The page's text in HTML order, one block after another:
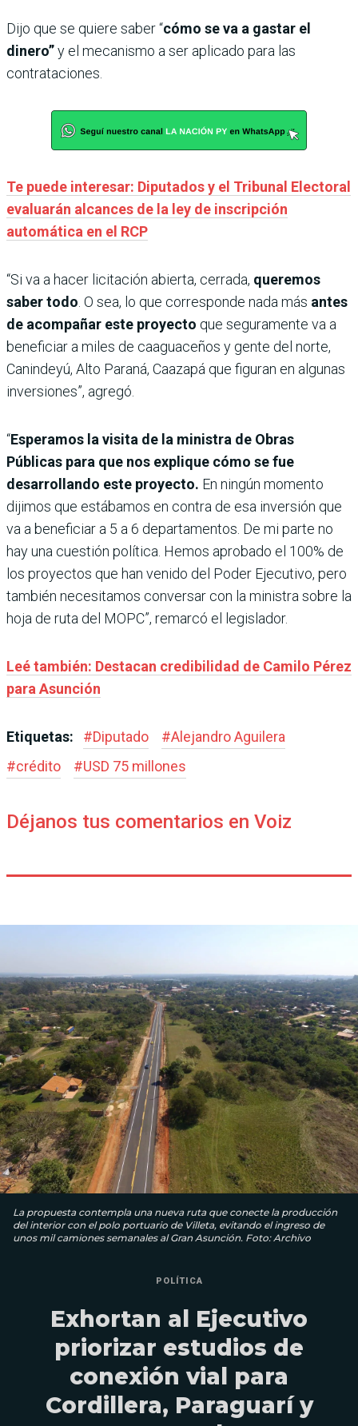
Dijo que se quiere saber “cómo se va a gastar el
dinero”y el mecanismo a ser aplicado para las
contrataciones.
Te puede interesar: Diputados y el Tribunal Electoral
evaluarán alcances de la ley de inscripción
automática en el RCP
“Si va a hacer licitación abierta, cerrada, queremos
saber todo . O sea, lo que corresponde nada más antes
de acompañar este proyecto que seguramente va a
beneficiar a miles de caaguaceños y gente del norte,
Canindeyú, Alto Paraná, Caazapá que figuran en algunas
inversiones”, agregó.
“Esperamos la visita de la ministra de Obras
Públicas para que nos explique cómo se fue
desarrollando este proyecto. En ningún momento
dijimos que estábamos en contra de esa inversión que
va a beneficiar a 5 a 6 departamentos. De mi parte no
hay una cuestión política. Hemos aprobado el 100% de
los proyectos que han venido del Poder Ejecutivo, pero
también necesitamos conversar con la ministra sobre la
hoja de ruta del MOPC”, remarcó el legislador.
Leé también: Destacan credibilidad de Camilo Pérez
para Asunción
Etiquetas: #Diputado #Alejandro Aguilera
#crédito #USD 75 millones
Déjanos tus comentarios en Voiz
La propuesta contempla una nueva ruta que conecte la producción
del interior con el polo portuario de Villeta, evitando el ingreso de
unos mil camiones semanales al Gran Asunción. Foto: Archivo
POLÍTICA
Exhortan al Ejecutivo
priorizar estudios de
conexión vial para
Cordillera, Paraguarí y